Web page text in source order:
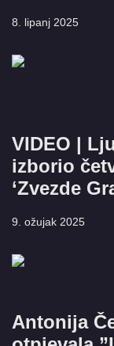
8. lipanj 2025
VIDEO |
izborio
‘Zvezde
9. ožujak 2025
Antonija